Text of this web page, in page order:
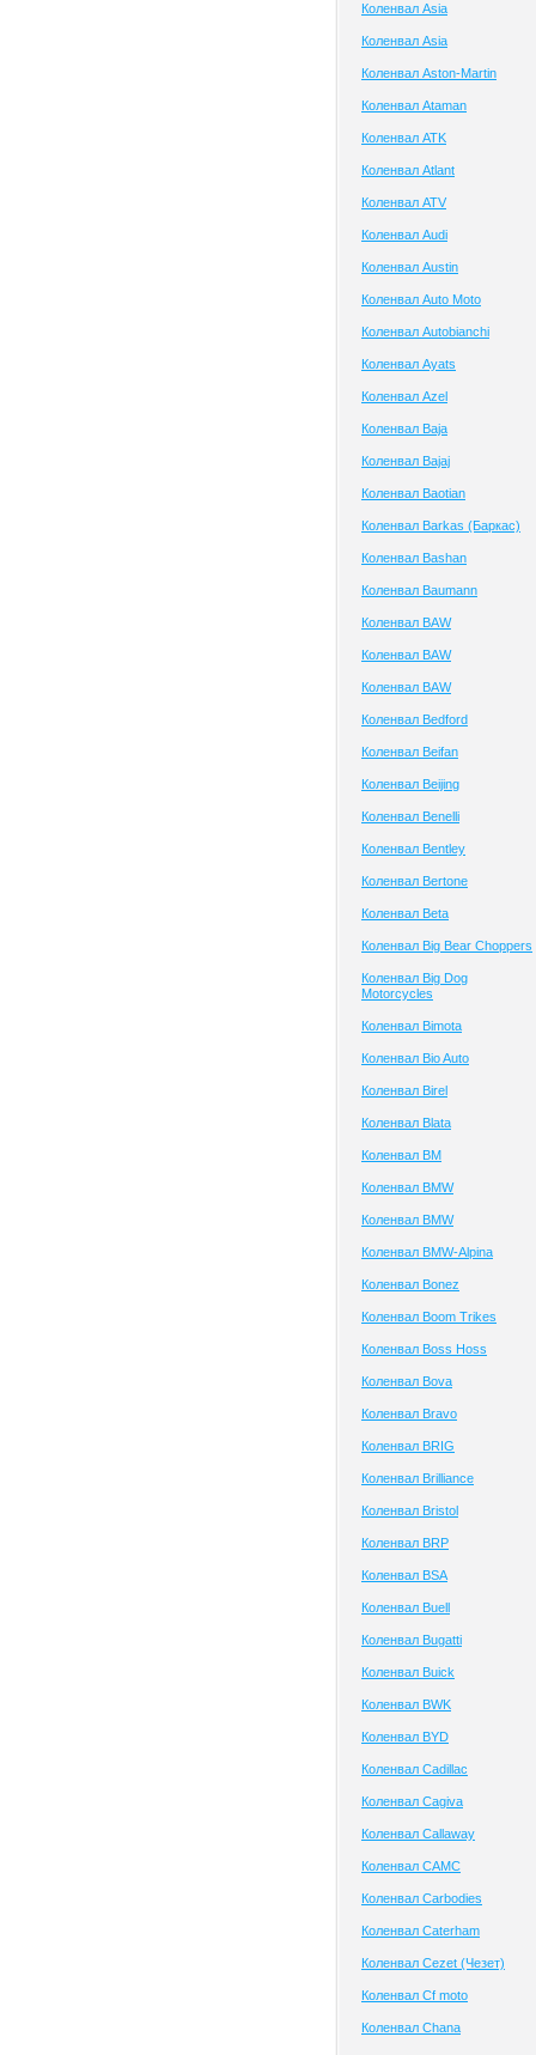
Коленвал Asia
Коленвал Asia
Коленвал Aston-Martin
Коленвал Ataman
Коленвал ATK
Коленвал Atlant
Коленвал ATV
Коленвал Audi
Коленвал Austin
Коленвал Auto Moto
Коленвал Autobianchi
Коленвал Ayats
Коленвал Azel
Коленвал Baja
Коленвал Bajaj
Коленвал Baotian
Коленвал Barkas (Баркас)
Коленвал Bashan
Коленвал Baumann
Коленвал BAW
Коленвал BAW
Коленвал BAW
Коленвал Bedford
Коленвал Beifan
Коленвал Beijing
Коленвал Benelli
Коленвал Bentley
Коленвал Bertone
Коленвал Beta
Коленвал Big Bear Choppers
Коленвал Big Dog
Motorcycles
Коленвал Bimota
Коленвал Bio Auto
Коленвал Birel
Коленвал Blata
Коленвал BM
Коленвал BMW
Коленвал BMW
Коленвал BMW-Alpina
Коленвал Bonez
Коленвал Boom Trikes
Коленвал Boss Hoss
Коленвал Bova
Коленвал Bravo
Коленвал BRIG
Коленвал Brilliance
Коленвал Bristol
Коленвал BRP
Коленвал BSA
Коленвал Buell
Коленвал Bugatti
Коленвал Buick
Коленвал BWK
Коленвал BYD
Коленвал Cadillac
Коленвал Cagiva
Коленвал Callaway
Коленвал CAMC
Коленвал Carbodies
Коленвал Caterham
Коленвал Cezet (Чезет)
Коленвал Cf moto
Коленвал Chana